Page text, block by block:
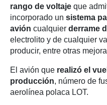
rango de voltaje que
incorporado un sistema
avión cualquier derrame
electrolito y de cualquier
producir, entre otras
El avión que realizó el
producción, número de
aerolínea polaca LOT.